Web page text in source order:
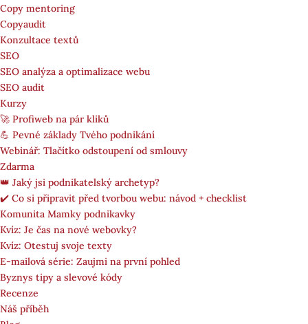
Copy mentoring
Copyaudit
Konzultace textů
SEO
SEO analýza a optimalizace webu
SEO audit
Kurzy
🚀 Profiweb na pár kliků
💪 Pevné základy Tvého podnikání
Webinář: Tlačítko odstoupení od smlouvy
Zdarma
👑 Jaký jsi podnikatelský archetyp?
✔️ Co si připravit před tvorbou webu: návod + checklist
Komunita Mamky podnikavky
Kvíz: Je čas na nové webovky?
Kvíz: Otestuj svoje texty
E-mailová série: Zaujmi na první pohled
Byznys tipy a slevové kódy
Recenze
Náš příběh